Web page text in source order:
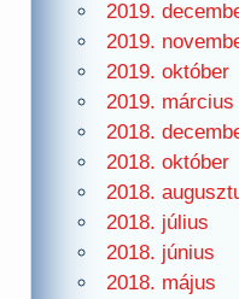
2019.
2019.
2019. október
2019. március
2018.
2018. október
2018.
2018. július
2018. június
2018. május